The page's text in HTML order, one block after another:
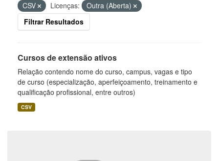
CSV
Licenças:
Outra (Aberta)
Filtrar Resultados
Cursos de extensão ativos
Relação contendo nome do curso, campus, vagas e tipo
de curso (especialização, aperfeiçoamento, treinamento e
qualificação profissional, entre outros)
CSV